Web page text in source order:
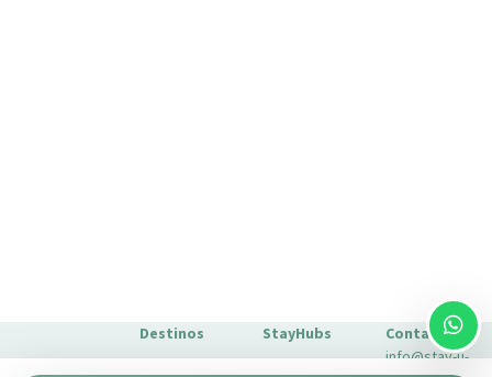
Destinos StayHubs
Contacto
info@stay-u-